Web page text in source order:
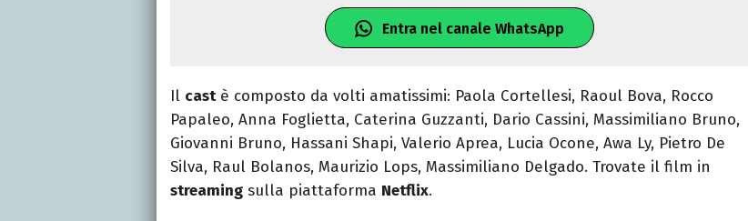
Entra nel canale WhatsApp
Il castè composto da volti amatissimi: Paola Cortellesi, Raoul Bova, Rocco
Papaleo, Anna Foglietta, Caterina Guzzanti, Dario Cassini, Massimiliano Bruno,
Giovanni Bruno, Hassani Shapi, Valerio Aprea, Lucia Ocone, Awa Ly, Pietro De
Silva, Raul Bolanos, Maurizio Lops, Massimiliano Delgado. Trovate il film in
streaming sulla piattaforma Netflix.